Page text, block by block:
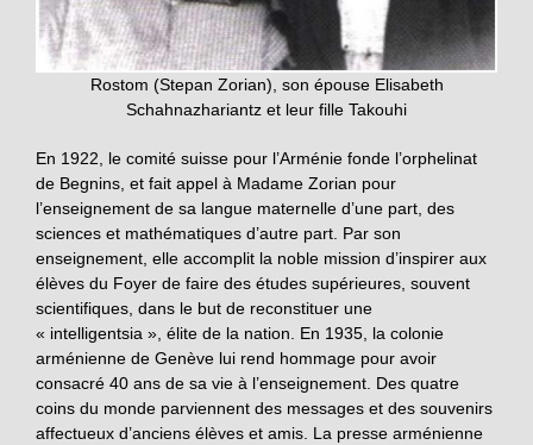
Rostom (Stepan Zorian), son épouse Elisabeth
Schahnazhariantz et leur fille Takouhi
En 1922, le comité suisse pour l’Arménie fonde l’orphelinat
de Begnins, et fait appel à Madame Zorian pour
l’enseignement de sa langue maternelle d’une part, des
sciences et mathématiques d’autre part. Par son
enseignement, elle accomplit la noble mission d’inspirer aux
élèves du Foyer de faire des études supérieures, souvent
scientifiques, dans le but de reconstituer une
« intelligentsia », élite de la nation. En 1935, la colonie
arménienne de Genève lui rend hommage pour avoir
consacré 40 ans de sa vie à l’enseignement. Des quatre
coins du monde parviennent des messages et des souvenirs
affectueux d’anciens élèves et amis. La presse arménienne